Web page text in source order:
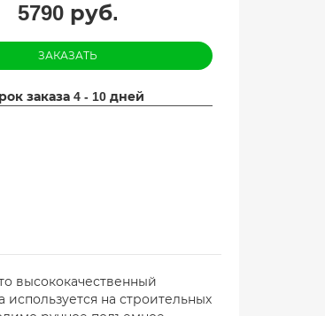
5790руб.
ЗАКАЗАТЬ
заказа 4 - 10 дней
высококачественный
на строительных